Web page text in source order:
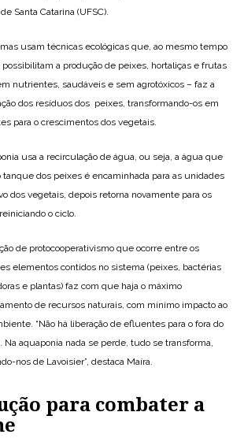
Santa Catarina (UFSC).
usam técnicas ecológicas que, ao mesmo tempo
a produção de peixes, hortaliças e frutas
nutrientes, saudáveis e sem agrotóxicos – faz a
dos resíduos dos peixes, transformando-os em
para o crescimentos dos vegetais.
usa a recirculação de água, ou seja, a água que
tanque dos peixes é encaminhada para as unidades
dos vegetais, depois retorna novamente para os
o ciclo.
de protocooperativismo que ocorre entre os
elementos contidos no sistema (peixes, bactérias
e plantas) faz com que haja o máximo
de recursos naturais, com mínimo impacto ao
“Não há liberação de efluentes para o fora do
Na aquaponia nada se perde, tudo se transforma,
nos de Lavoisier”, destaca Maíra.
para combater a